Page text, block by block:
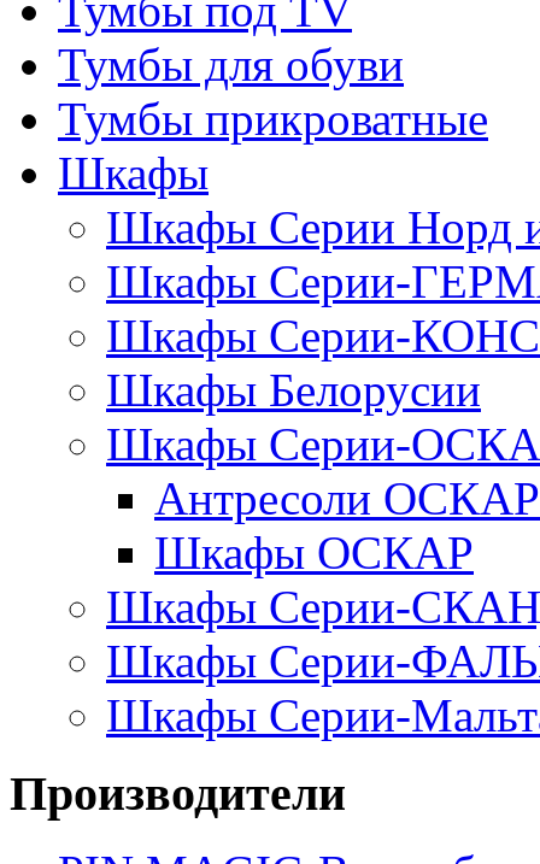
Тумбы под TV
Тумбы для обуви
Тумбы прикроватные
Шкафы
Шкафы Серии
Шкафы Серии-
Шкафы Серии-
Шкафы Белорусии
Шкафы Серии-
Антресоли ОСКАР
Шкафы ОСКАР
Шкафы Серии-
Шкафы Серии-
Шкафы Серии-
Производители